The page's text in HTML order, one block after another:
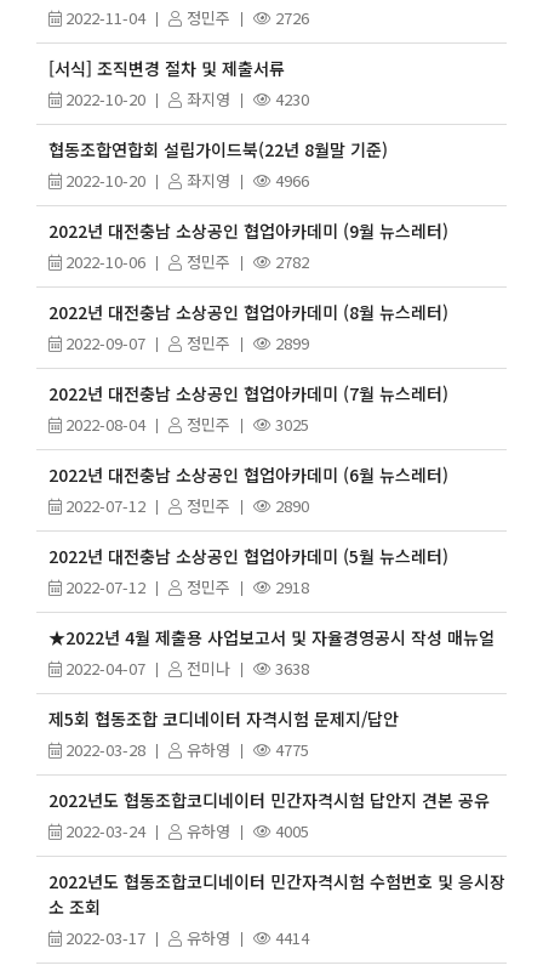
2022-11-04 정민주 2726
[서식] 조직변경 절차 및 제출서류
2022-10-20 좌지영 4230
협동조합연합회 설립가이드북(22년 8월말 기준)
2022-10-20 좌지영 4966
2022년 대전충남 소상공인 협업아카데미 (9월 뉴스레터)
2022-10-06 정민주 2782
2022년 대전충남 소상공인 협업아카데미 (8월 뉴스레터)
2022-09-07 정민주 2899
2022년 대전충남 소상공인 협업아카데미 (7월 뉴스레터)
2022-08-04 정민주 3025
2022년 대전충남 소상공인 협업아카데미 (6월 뉴스레터)
2022-07-12 정민주 2890
2022년 대전충남 소상공인 협업아카데미 (5월 뉴스레터)
2022-07-12 정민주 2918
★2022년 4월 제출용 사업보고서 및 자율경영공시 작성 매뉴얼
2022-04-07 전미나 3638
제5회 협동조합 코디네이터 자격시험 문제지/답안
2022-03-28 유하영 4775
2022년도 협동조합코디네이터 민간자격시험 답안지 견본 공유
2022-03-24 유하영 4005
2022년도 협동조합코디네이터 민간자격시험 수험번호 및 응시장
소 조회
2022-03-17 유하영 4414